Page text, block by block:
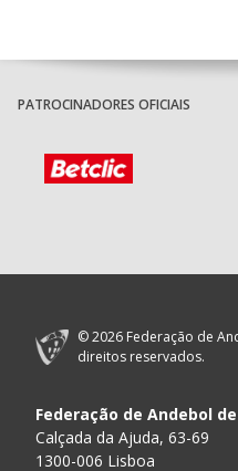
PATROCINADORES OFICIAIS
© 2026 Federação de
direitos reservados.
Federação de Andebol
Calçada da Ajuda, 63-69
1300-006 Lisboa